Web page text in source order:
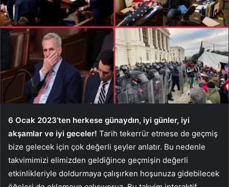
6 Ocak 2023’ten herkese günaydın, iyi günler, iyi
akşamlar ve iyi geceler! Tarih tekerrür etmese de geçmiş
bize gelecek için çok değerli şeyler anlatır. Bu nedenle
takvimimizi elimizden geldiğince geçmişin değerli
etkinlikleriyle doldurmaya çalışırken hoşunuza gidebilecek